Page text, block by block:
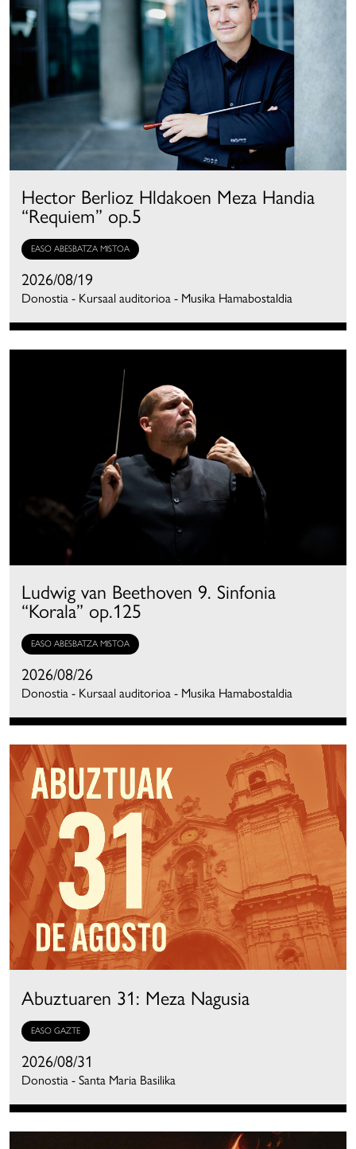
Hector Berlioz Hldakoen Meza Handia
“Requiem” op.5
EASO ABESBATZA MISTOA
2026/08/19
Donostia - Kursaal auditorioa - Musika Hamabostaldia
Ludwig van Beethoven 9. Sinfonia
“Korala” op.125
EASO ABESBATZA MISTOA
2026/08/26
Donostia - Kursaal auditorioa - Musika Hamabostaldia
Abuztuaren 31: Meza Nagusia
EASO GAZTE
2026/08/31
Donostia - Santa Maria Basilika